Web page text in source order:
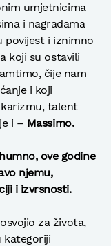
umjetnicima
i nagradama
povijest i iznimno
koji su ostavili
čije nam
i koji
talent
i – Massimo.
ove godine
njemu,
i izvrsnosti.
za života,
kategoriji